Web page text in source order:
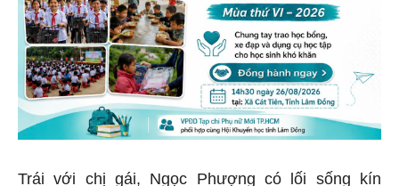
Trái với chị gái, Ngọc Phượng có lối sống kín